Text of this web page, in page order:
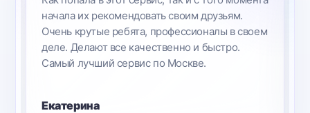
цена вполне доступная, гаджет работает,
никаких проблем больше не возникало.
Рекомендую вас своим друзьям.
Андрей